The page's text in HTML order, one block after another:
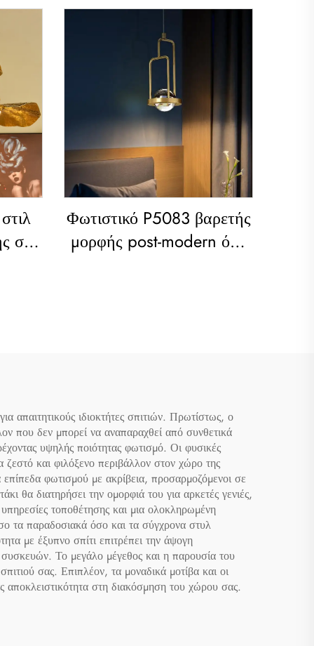
στο
Φωτιστικό P5083 βαρετής
μορφής post-modern όλο
απαιτητικούς ιδιοκτήτες σπιτιών. Πρωτίστως, ο
που δεν μπορεί να αναπαραχθεί από συνθετικά
υψηλής ποιότητας φωτισμό. Οι φυσικές
ζεστό και φιλόξενο περιβάλλον στον χώρο της
φωτισμού με ακρίβεια, προσαρμοζόμενοι σε
θα διατηρήσει την ομορφιά του για αρκετές γενιές,
τοποθέτησης και μια ολοκληρωμένη
τα παραδοσιακά όσο και τα σύγχρονα στυλ
με έξυπνο σπίτι επιτρέπει την άψογη
Το μεγάλο μέγεθος και η παρουσία του
σας. Επιπλέον, τα μοναδικά μοτίβα και οι
αποκλειστικότητα στη διακόσμηση του χώρου σας.